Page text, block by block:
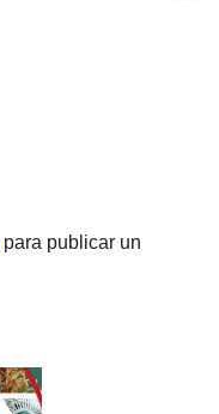
para publicar un